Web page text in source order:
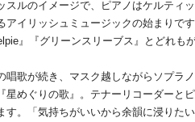
スルのイメージで、ピアノはケルティ
アイリッシュミュージックの始まりで
』『グリーンスリーブス』とどれも
歌が続き、マスク越しながらソプラ
星めぐりの歌』。テナーリコーダーと
す。「気持ちがいいから余韻に浸りた